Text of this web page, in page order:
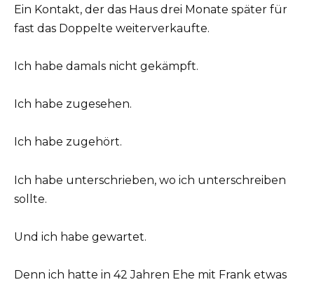
Ein Kontakt, der das Haus drei Monate später für
fast das Doppelte weiterverkaufte.
Ich habe damals nicht gekämpft.
Ich habe zugesehen.
Ich habe zugehört.
Ich habe unterschrieben, wo ich unterschreiben
sollte.
Und ich habe gewartet.
Denn ich hatte in 42 Jahren Ehe mit Frank etwas